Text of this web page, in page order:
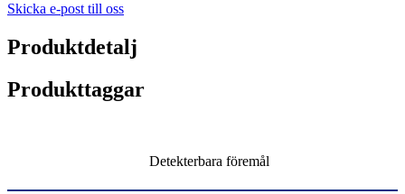
Skicka e-post till oss
Produktdetalj
Produkttaggar
Detekterbara föremål